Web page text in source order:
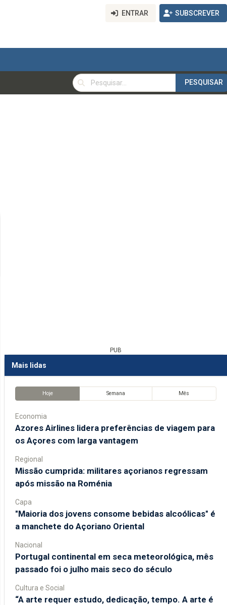
ENTRAR SUBSCREVER
PESQUISAR
PESQUISAR
PUB
Mais lidas
Hoje Semana Mês
Economia
Azores Airlines lidera preferências de viagem para
os Açores com larga vantagem
Regional
Missão cumprida: militares açorianos regressam
após missão na Roménia
Capa
"Maioria dos jovens consome bebidas alcoólicas" é
a manchete do Açoriano Oriental
Nacional
Portugal continental em seca meteorológica, mês
passado foi o julho mais seco do século
Cultura e Social
“A arte requer estudo, dedicação, tempo. A arte é